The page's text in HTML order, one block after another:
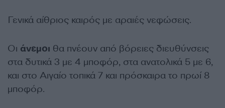
Γενικά αίθριος καιρός με αραιές νεφώσεις.
Οι άνεμοι θα πνέουν από βόρειες διευθύνσεις
στα δυτικά 3 με 4 μποφόρ, στα ανατολικά 5 με 6,
και στο Αιγαίο τοπικά 7 και πρόσκαιρα το πρωί 8
μποφόρ.